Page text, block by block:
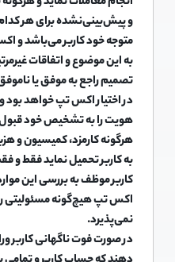
و پیش‌بینی‌نشده برای هر کدام
متوجه خود کاربر می‌باشد
به این موضوع و اتفاقات
تصمیم راجع به موفق یا
در اختیار اکس تپ خواهد
هویت را به تشخیص خود قبول
هرگونه کارمزد، کمیسیون و
به کاربر تحمیل نماید فقط و
کاربر موظف به بررسی این
اکس تپ هیچ‌گونه مسئولیتی
نمی‌پذیرد.
در صورت فوت ناگهانی کاربر